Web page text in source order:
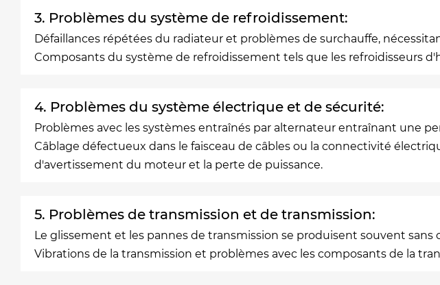
3. Problèmes du système de refroidissement:
Défaillances répétées du radiateur et problèmes de surchauffe,
Composants du système de refroidissement tels que les refroidisseurs
4. Problèmes du système électrique et de sécurité:
Problèmes avec les systèmes entraînés par alternateur entraînant une
Câblage défectueux dans le faisceau de câbles ou la connectivité
d'avertissement du moteur et la perte de puissance.
5. Problèmes de transmission et de transmission:
Le glissement et les pannes de transmission se produisent souvent
Vibrations de la transmission et problèmes avec les composants de la